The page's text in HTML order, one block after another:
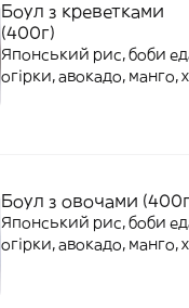
Боул з креветками
(400г)
Японський рис, боби
огірки, авокадо, манго,
вершковий унагі, соус
Боул з овочами
Японський рис, боби
огірки, авокадо, манго,